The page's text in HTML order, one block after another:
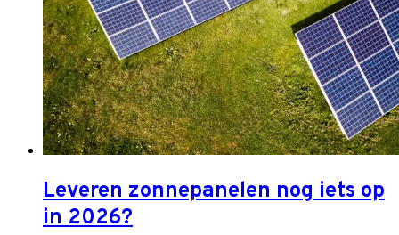
Leveren zonnepanelen nog iets op
in 2026?